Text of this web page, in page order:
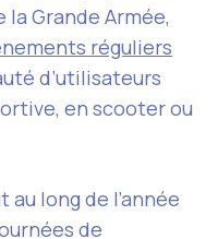
la Grande Armée,
réguliers
d’utilisateurs
en scooter ou
long de l’année
de